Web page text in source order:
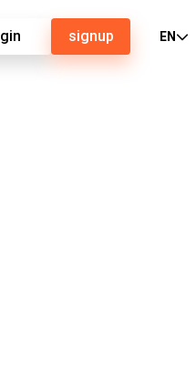
signup EN